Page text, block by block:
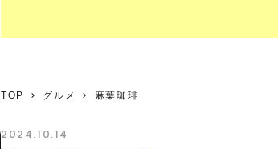
TOP グルメ 麻葉珈琲
2024.10.14